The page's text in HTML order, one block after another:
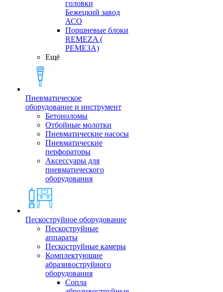
головки
Бежецкий завод
АСО
Поршневые блоки
REMEZA (
РЕМЕЗА)
Ещё
Пневматическое
оборудование и инструмент
Бетоноломы
Отбойные молотки
Пневматические насосы
Пневматические
перфораторы
Аксессуары для
пневматического
оборудования
Пескоструйное оборудование
Пескоструйные
аппараты
Пескоструйные камеры
Комплектующие
абразивоструйного
оборудования
Сопла